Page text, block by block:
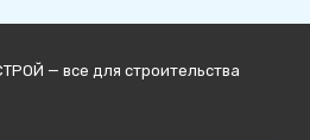
— все для строительства